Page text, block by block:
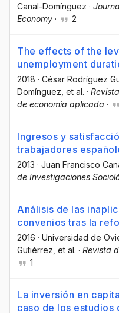
Canal-Domínguez ·
Economy · 2
The effects of the
unemployment
2018 · César Rodríguez
Domínguez , et al. ·
de economía aplicada ·
Ingresos y
trabajadores
2013 · Juan Francisco
de Investigaciones
Análisis de las
convenios tras la
2016 · Universidad de
Gutiérrez , et al. · Revista
1
La inversión en
caso de los estudios